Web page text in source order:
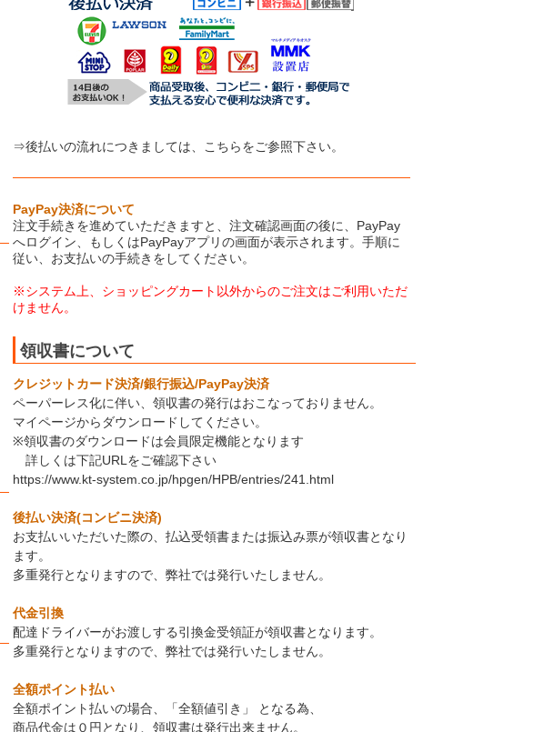
⇒後払いの流れにつきましては、こちらをご参照下さい。
PayPay決済について
注文手続きを進めていただきますと、注文確認画面の後に、PayPay
へログイン、もしくはPayPayアプリの画面が表示されます。手順に
従い、お支払いの手続きをしてください。
※システム上、ショッピングカート以外からのご注文はご利用いただ
けません。
領収書について
クレジットカード決済/銀行振込/PayPay決済
ペーパーレス化に伴い、領収書の発行はおこなっておりません。
マイページからダウンロードしてください。
※領収書のダウンロードは会員限定機能となります
詳しくは下記URLをご確認下さい
https://www.kt-system.co.jp/hpgen/HPB/entries/241.html
後払い決済(コンビニ決済)
お支払いいただいた際の、払込受領書または振込み票が領収書となり
ます。
多重発行となりますので、弊社では発行いたしません。
代金引換
配達ドライバーがお渡しする引換金受領証が領収書となります。
多重発行となりますので、弊社では発行いたしません。
全額ポイント払い
全額ポイント払いの場合、「全額値引き」 となる為、
商品代金は０円となり、領収書は発行出来ません。